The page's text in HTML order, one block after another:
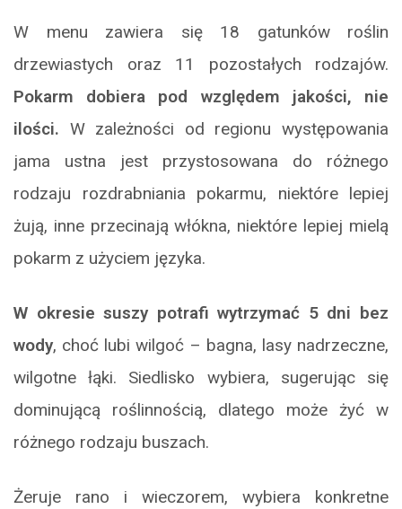
W menu zawiera się 18 gatunków roślin
drzewiastych oraz 11 pozostałych rodzajów.
Pokarm dobiera pod względem jakości, nie
ilości. W zależności od regionu występowania
jama ustna jest przystosowana do różnego
rodzaju rozdrabniania pokarmu, niektóre lepiej
żują, inne przecinają włókna, niektóre lepiej mielą
pokarm z użyciem języka.
W okresie suszy potrafi wytrzymać 5 dni bez
wody, choć lubi wilgoć – bagna, lasy nadrzeczne,
wilgotne łąki. Siedlisko wybiera, sugerując się
dominującą roślinnością, dlatego może żyć w
różnego rodzaju buszach.
Żeruje rano i wieczorem, wybiera konkretne